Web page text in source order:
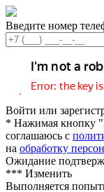
Введите номер
Войти или
* Нажимая кнопку
соглашаюсь с
на обработку
Ожидание
*** Изменить
Выполняется